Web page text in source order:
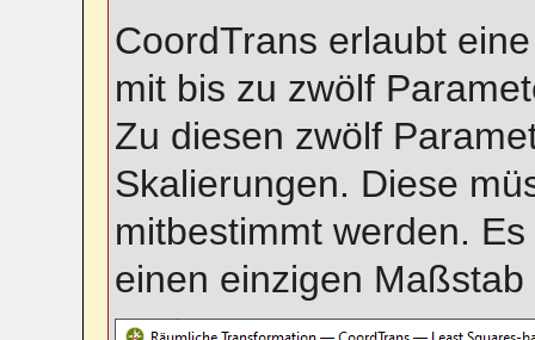
CoordTrans erlaubt
mit bis zu zwölf
Zu diesen zwölf
Skalierungen. Diese
mitbestimmt werden.
einen einzigen